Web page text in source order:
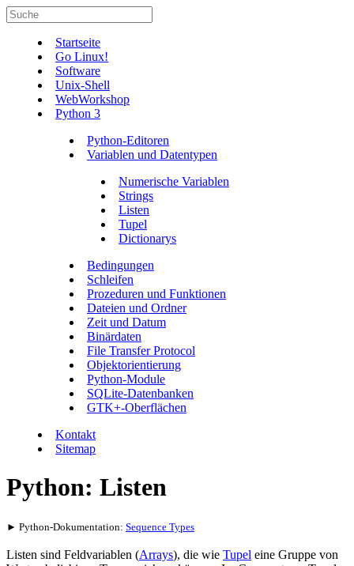
Startseite
Go Linux!
Software
Unix-Shell
WebWorkshop
Python 3
Python-Editoren
Variablen und Datentypen
Numerische Variablen
Strings
Listen
Tupel
Dictionarys
Bedingungen
Schleifen
Prozeduren und Funktionen
Dateien und Ordner
Zeit und Datum
Binärdaten
File Transfer Protocol
Objektorientierung
Python-Module
SQLite-Datenbanken
GTK+-Oberflächen
Kontakt
Sitemap
Python: Listen
► Python-Dokumentation: Sequence Types
Listen sind Feldvariablen (Arrays), die wie Tupel eine Gruppe von